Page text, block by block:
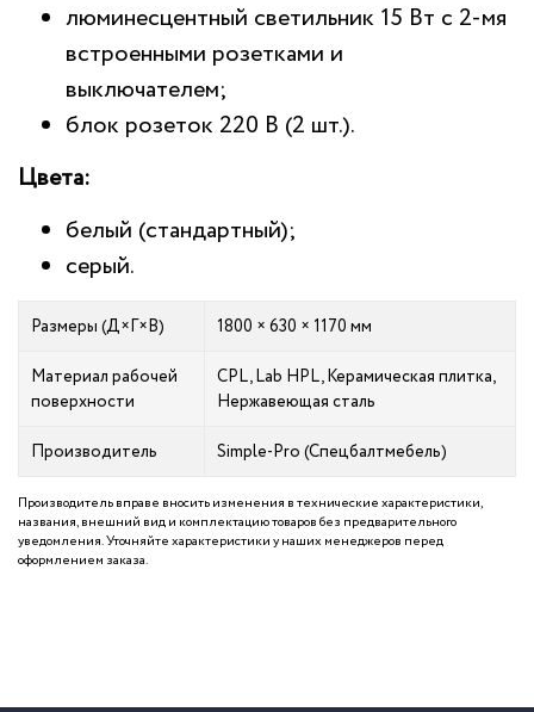
люминесцентный светильник 15 Вт с 2-мя
встроенными розетками и
выключателем;
блок розеток 220 В (2 шт.).
Цвета:
белый (стандартный);
серый.
Размеры (Д×Г×В) 1800 × 630 × 1170 мм
Материал рабочей
поверхности
CPL, Lab HPL, Керамическая плитка,
Нержавеющая сталь
Производитель Simple-Pro (Спецбалтмебель)
Производитель вправе вносить изменения в технические характеристики,
названия, внешний вид и комплектацию товаров без предварительного
уведомления. Уточняйте характеристики у наших менеджеров перед
оформлением заказа.